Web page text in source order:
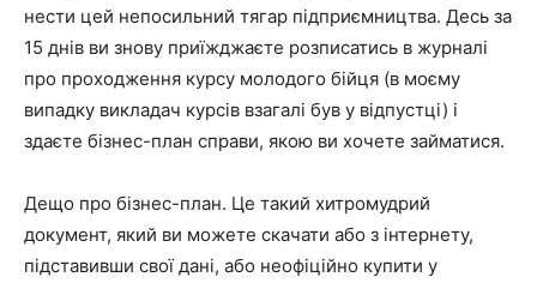
нести цей непосильний тягар підприємництва. Десь за
15 днів ви знову приїжджаєте розписатись в журналі
про проходження курсу молодого бійця (в моєму
випадку викладач курсів взагалі був у відпустці) і
здаєте бізнес-план справи, якою ви хочете займатися.
Дещо про бізнес-план. Це такий хитромудрий
документ, який ви можете скачати або з інтернету,
підставивши свої дані, або неофіційно купити у